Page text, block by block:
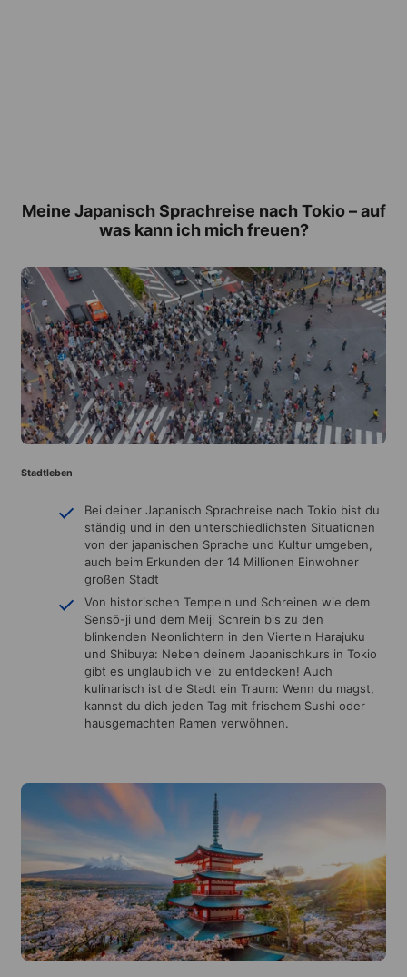
Meine Japanisch Sprachreise nach Tokio – auf
was kann ich mich freuen?
Stadtleben
Bei deiner Japanisch Sprachreise nach Tokio bist du
ständig und in den unterschiedlichsten Situationen
von der japanischen Sprache und Kultur umgeben,
auch beim Erkunden der 14 Millionen Einwohner
großen Stadt
Von historischen Tempeln und Schreinen wie dem
Sensō-ji und dem Meiji Schrein bis zu den
blinkenden Neonlichtern in den Vierteln Harajuku
und Shibuya: Neben deinem Japanischkurs in Tokio
gibt es unglaublich viel zu entdecken! Auch
kulinarisch ist die Stadt ein Traum: Wenn du magst,
kannst du dich jeden Tag mit frischem Sushi oder
hausgemachten Ramen verwöhnen.